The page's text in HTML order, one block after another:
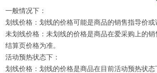
一般情况下：
划线价格：划线的价格可能是商品的销售指导价
未划线价格：未划线的价格是商品在爱采购上的
结算页价格为准。
活动预热状态下：
划线价格：划线的价格是商品在目前活动预热状